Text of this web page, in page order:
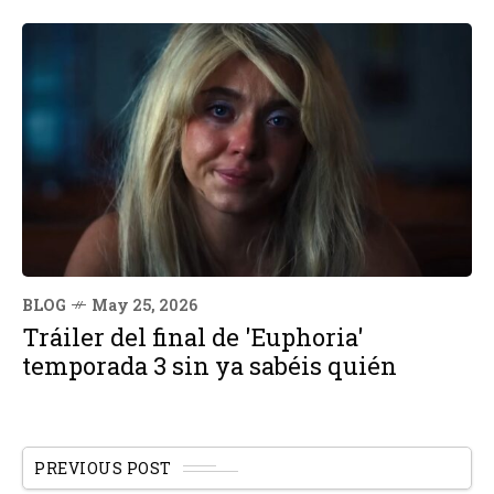
BLOG May 25, 2026
Tráiler del final de 'Euphoria'
temporada 3 sin ya sabéis quién
PREVIOUS POST